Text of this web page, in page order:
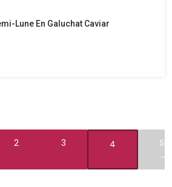
Lune En Galuchat Caviar
2 3 4
→